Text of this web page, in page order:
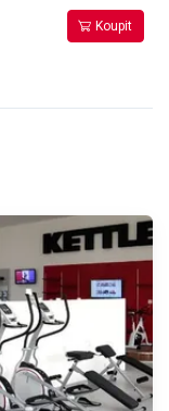
Koupit